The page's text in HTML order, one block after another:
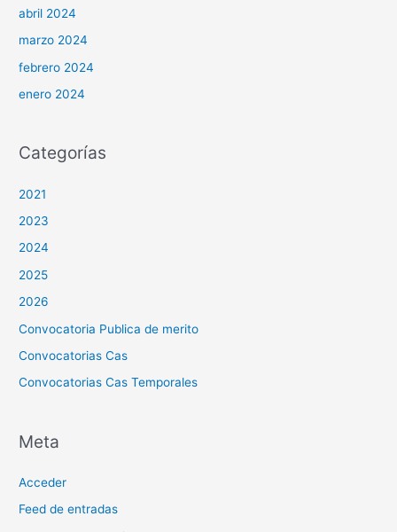
abril 2024
marzo 2024
febrero 2024
enero 2024
Categorías
2021
2023
2024
2025
2026
Convocatoria Publica de merito
Convocatorias Cas
Convocatorias Cas Temporales
Meta
Acceder
Feed de entradas